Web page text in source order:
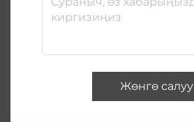
Жөнгө салуу